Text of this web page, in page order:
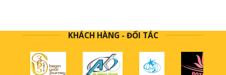
KHÁCH HÀNG - ĐỐI TÁC